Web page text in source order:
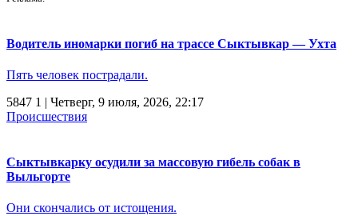
Водитель иномарки погиб на трассе Сыктывкар — Ухта
Пять человек пострадали.
5847 1 | Четверг, 9 июля, 2026, 22:17
Происшествия
Сыктывкарку осудили за массовую гибель собак в
Выльгорте
Они скончались от истощения.